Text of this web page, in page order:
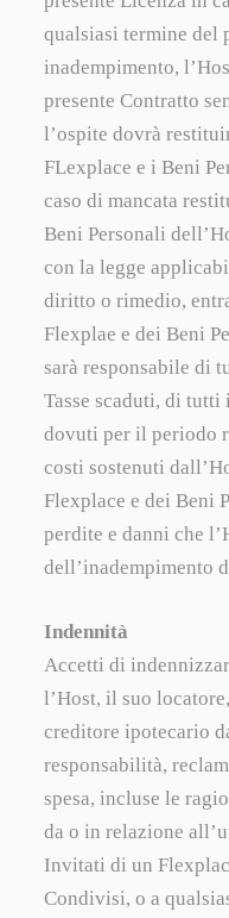
qualsiasi termine del
inadempimento,
presente Contratto
l’ospite dovrà
FLexplace e i Beni
caso di mancata
Beni Personali
con la legge
diritto o rimedio,
Flexplae e dei Beni
sarà responsabile di
Tasse scaduti, di tutti
dovuti per il periodo
costi sostenuti
Flexplace e dei Beni
perdite e danni che
dell’inadempimento
Indennità
Accetti di
l’Host, il suo
creditore ipotecario
responsabilità,
spesa, incluse le
da o in relazione
Invitati di un
Condivisi, o a